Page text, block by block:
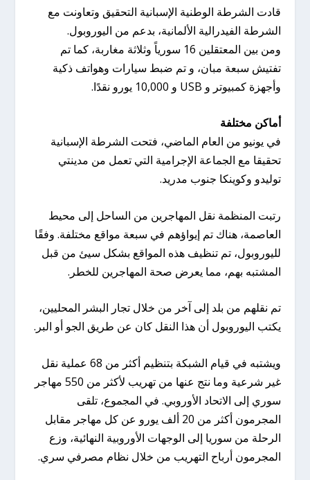
قادت الشرطة الوطنية الإسبانية التحقيق وتعاونت مع
الشرطة الفيدرالية الألمانية، بدعم من اليوروبول.
ومن بين المعتقلين 16 سورياً وثلاثة مغاربة، كما تم
تفتيش سبعة مبان، و تم ضبط سيارات وهواتف ذكية
وأجهزة كمبيوتر و USB و 10,000 يورو نقدًا.
أماكن مختلفة
في يونيو من العام الماضي، فتحت الشرطة الإسبانية
تحقيقا مع الجماعة الإجرامية التي تعمل من مدينتي
توليدو وكوينكا جنوب مدريد.
رتبت المنظمة نقل المهاجرين من الساحل إلى محيط
العاصمة، هناك تم إيواؤهم في سبعة مواقع مختلفة. وفقًا
لليوروبول، تم تنظيف هذه المواقع بشكل سيئ من قبل
المشتبه بهم، مما يعرض صحة المهاجرين للخطر.
تم نقلهم من بلد إلى آخر من خلال تجار البشر المحليين،
يكتب اليوروبول أن هذا النقل كان عن طريق الجو أو البر.
ويشتبه في قيام الشبكة بتنظيم أكثر من 68 عملية نقل
غير شرعية وما نتج عنها من تهريب لأكثر من 550 مهاجر
سوري إلى الاتحاد الأوروبي. في المجموع، تلقى
المجرمون أكثر من 20 ألف يورو عن كل مهاجر مقابل
الرحلة من سوريا إلى الوجهات الأوروبية النهائية، وزع
المجرمون أرباح التهريب من خلال نظام مصرفي سري.